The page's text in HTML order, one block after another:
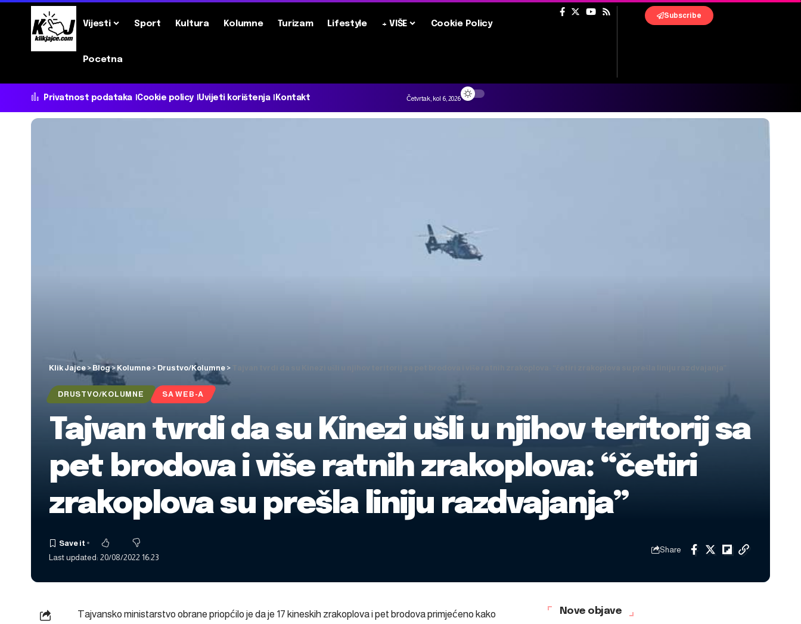
Vijesti Sport Kultura Kolumne Turizam Lifestyle + VIŠE Cookie Policy
Pocetna
Subscribe
Privatnost podataka Cookie policy Uvijeti korištenja Kontakt Četvrtak, kol 6, 2026
Klik Jajce> Blog> Kolumne > Drustvo/Kolumne >
DRUSTVO/KOLUMNE SA WEB-A
Tajvan tvrdi da su Kinezi ušli u njihov teritorij sa
pet brodova i više ratnih zrakoplova: “četiri
zrakoplova su prešla liniju razdvajanja”
Last updated: 20/08/2022 16:23
Share
Tajvansko ministarstvo obrane priopćilo je da je 17 kineskih zrakoplova i pet brodova primjećeno kako
Nove objave